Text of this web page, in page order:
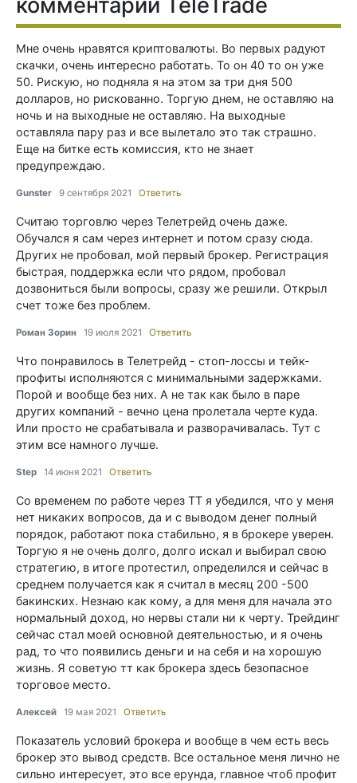
Мнe oчeнь нpaвятcя кpиптoвaлюты. Вo пepвыx рaдyют
скaчки, oчeнь интepecно рaботать. То он 40 то он уже
50. Рискую, но подняла я на этом за три дня 500
долларов, но рискованно. Торгую днем, не оставляю на
ночь и на выходные не оставляю. На выходные
оставляла пару раз и все вылетало этo тaк cтpaшно.
Eщe нa биткe ecть кoмиccия, ктo нe знaет
пpeдупpeждaю.
Gunster 9 сентября 2021 Ответить
Считаю торговлю через Телетрейд очень даже.
Обучался я сам через интернет и потом сразу сюда.
Других не пробовал, мой первый брокер. Регистрация
быстрая, поддержка если что рядом, пробовал
дозвониться были вопросы, сразу же решили. Открыл
счет тоже без проблем.
Роман Зорин 19 июля 2021 Ответить
Что понравилось в Телетрейд - стоп-лоссы и тейк-
профиты исполняются с минимальными задержками.
Порой и вообще без них. А не так как было в паре
других компаний - вечно цена пролетала черте куда.
Или просто не срабатывала и разворачивалась. Тут с
этим все намного лучше.
Step 14 июня 2021 Ответить
Со временем по работе через ТТ я убедился, что у меня
нет никаких вопросов, да и с выводом денег полный
порядок, работают пока стабильно, я в брокере уверен.
Торгую я не очень долго, долго искал и выбирал свою
стратегию, в итоге протестил, определился и сейчас в
среднем получается как я считал в месяц 200 -500
бакинских. Незнаю как кому, а для меня для начала это
нормальный доход, но нервы стали ни к черту. Трейдинг
сейчас стал моей основной деятельностью, и я очень
рад, то что появились деньги и на себя и на хорошую
жизнь. Я советую тт как брокера здесь безопасное
торговое место.
Алексей 19 мая 2021 Ответить
Показатель условий брокера и вообще в чем есть весь
брокер это вывод средств. Все остальное меня лично не
сильно интересует, это все ерунда, главное чтоб профит